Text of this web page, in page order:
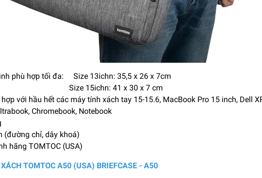
phù hợp tối đa: Size 13ichn: 35,5 x 26 x 7cm
41 x 30 x 7 cm
với hầu hết các máy tính xách tay 15-15.6, MacBook Pro 15 inch, Dell
Chromebook, Notebook
(đường chỉ, dây khoá)
hãng TOMTOC (USA)
TOMTOC A50 (USA) BRIEFCASE - A50